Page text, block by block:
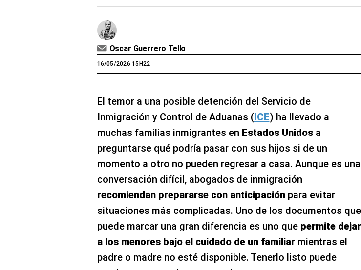
Oscar Guerrero Tello
16/05/2026 15H22
El temor a una posible detención del Servicio de
Inmigración y Control de Aduanas (ICE) ha llevado a
muchas familias inmigrantes en Estados Unidosa
preguntarse qué podría pasar con sus hijos si de un
momento a otro no pueden regresar a casa. Aunque es una
conversación difícil, abogados de inmigración
recomiendan prepararse con anticipaciónpara evitar
situaciones más complicadas. Uno de los documentos que
puede marcar una gran diferencia es uno que permite dejar
a los menores bajo el cuidado de un familiarmientras el
padre o madre no esté disponible. Tenerlo listo puede